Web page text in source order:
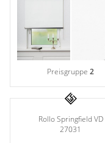
Stoffe
Panneaux
Preisgruppe2
Rollo Springfield VD
27031